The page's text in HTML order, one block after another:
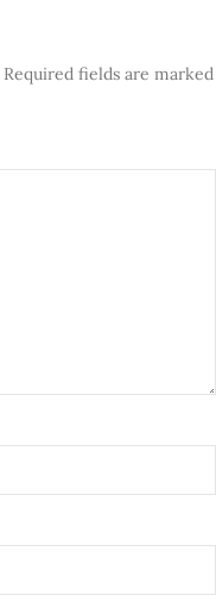
Required fields are marked